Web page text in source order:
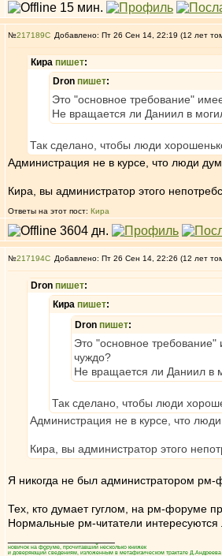
№217189 Добавлено: Пт 26 Сен 14, 22:19 (12 лет
Кира пишет:
Dron пишет:
Это "основное требование"
Не вращается ли Даниил в
Так сделано, чтобы люди
Администрация не в курсе, что люди
Кира, вы администратор этого
Ответы на этот пост: Кира
№217194 Добавлено: Пт 26 Сен 14, 22:26 (12 лет
Dron пишет:
Кира пишет:
Dron пишет:
Это "основное
чуждо?
Не вращается ли Даниил в
Так сделано, чтобы люди
Администрация не в курсе, что
Кира, вы администратор этого
Я никогда не был администратором рм-
Тех, кто думает гуглом, на рм-форуме
Нормальные рм-читатели интересуются
новичок на форуме, прочитавший несколько книжек
и доверяющий сведениям, изложенным в метафизическом трактате